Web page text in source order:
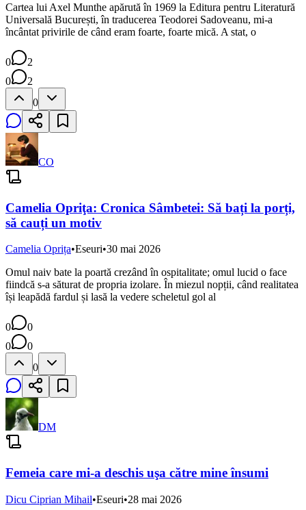
Cartea lui Axel Munthe apărută în 1969 la Editura pentru Literatură
Universală București, în traducerea Teodorei Sadoveanu, mi-a
încântat privirile de când eram foarte, foarte mică. A stat, o
0
2
0
2
0
CO
Camelia Opriţa: Cronica Sâmbetei: Să bați la porți,
să cauți un motiv
Camelia Oprița•Eseuri•30 mai 2026
Omul naiv bate la poartă crezând în ospitalitate; omul lucid o face
fiindcă s-a săturat de propria izolare. În miezul nopții, când realitatea
își leapădă fardul și lasă la vedere scheletul gol al
0
0
0
0
0
DM
Femeia care mi-a deschis uşa către mine însumi
Dicu Ciprian Mihail•Eseuri•28 mai 2026